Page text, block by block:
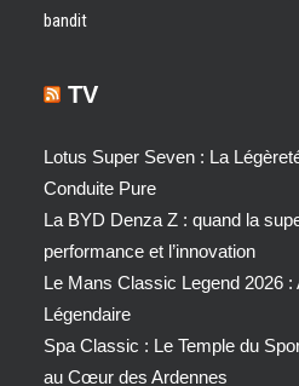
bandit
TV
Lotus Super Seven : La
Conduite Pure
La BYD Denza Z : quand la
performance et l’innovation
Le Mans Classic Legend 2026 :
Légendaire
Spa Classic : Le Temple du
au Cœur des Ardennes